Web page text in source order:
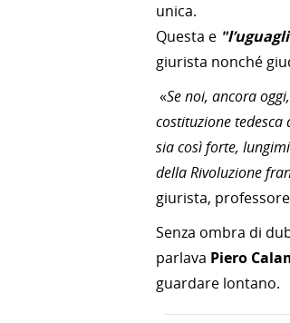
unica.
Questa e
giurista nonché
«Se noi, ancora
costituzione tedesca
sia così forte,
della Rivoluzione
giurista,
Senza ombra di
parlava Piero
guardare lontano.